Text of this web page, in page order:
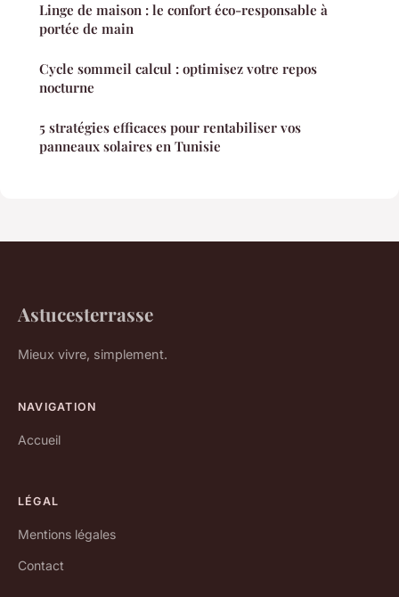
Linge de maison : le confort éco-responsable à
portée de main
Cycle sommeil calcul : optimisez votre repos
nocturne
5 stratégies efficaces pour rentabiliser vos
panneaux solaires en Tunisie
Astucesterrasse
Mieux vivre, simplement.
NAVIGATION
Accueil
LÉGAL
Mentions légales
Contact